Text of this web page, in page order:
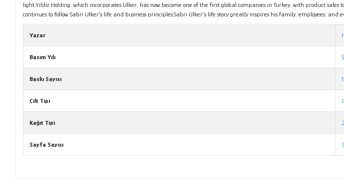
light.Yildiz Holding, which incorporates Ulker, has now become one of the first global companies in Turkey, with product
continues to follow Sabri Ulker’s life and business principles.Sabri Ulker’s life story greatly inspires his family, employees, and
Yazar
Basım Yılı
Baskı Sayısı
Cilt Tipi
Kağıt Tipi
Sayfa Sayısı